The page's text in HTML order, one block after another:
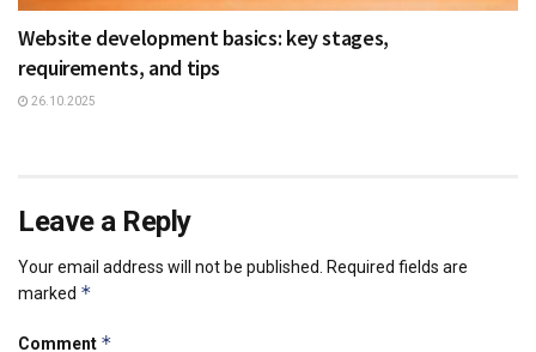
Website development basics: key stages,
requirements, and tips
26.10.2025
Leave a Reply
Your email address will not be published.
Required fields are
marked *
Comment *